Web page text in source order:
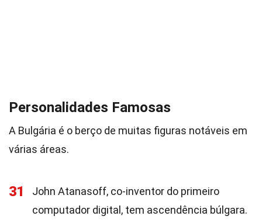
Personalidades Famosas
A Bulgária é o berço de muitas figuras notáveis em
várias áreas.
31
John Atanasoff, co-inventor do primeiro
computador digital, tem ascendência búlgara.